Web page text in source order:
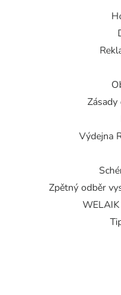
Zásady
Výdejna
Zpětný odběr